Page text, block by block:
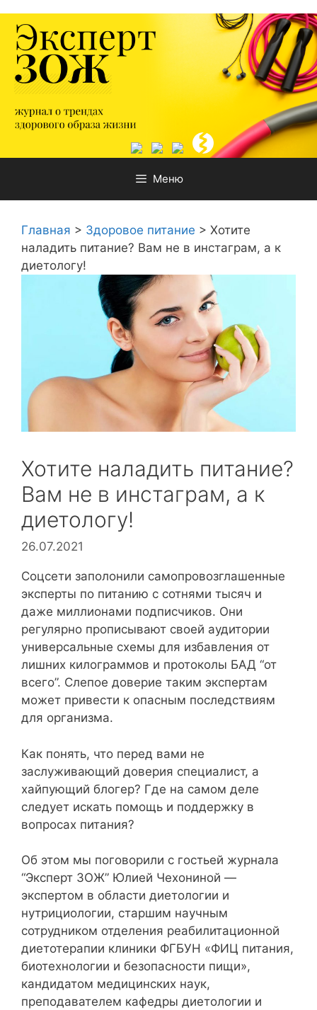
содержимому
Меню
Главная > Здоровое питание > Хотите
наладить питание? Вам не в инстаграм, а к
диетологу!
Хотите наладить питание?
Вам не в инстаграм, а к
диетологу!
26.07.2021
Соцсети заполонили самопровозглашенные
эксперты по питанию с сотнями тысяч и
даже миллионами подписчиков. Они
регулярно прописывают своей аудитории
универсальные схемы для избавления от
лишних килограммов и протоколы БАД “от
всего”. Слепое доверие таким экспертам
может привести к опасным последствиям
для организма.
Как понять, что перед вами не
заслуживающий доверия специалист, а
хайпующий блогер? Где на самом деле
следует искать помощь и поддержку в
вопросах питания?
Об этом мы поговорили с гостьей журнала
“Эксперт ЗОЖ” Юлией Чехониной —
экспертом в области диетологии и
нутрициологии, старшим научным
сотрудником отделения реабилитационной
диетотерапии клиники ФГБУН «ФИЦ питания,
биотехнологии и безопасности пищи»,
кандидатом медицинских наук,
преподавателем кафедры диетологии и